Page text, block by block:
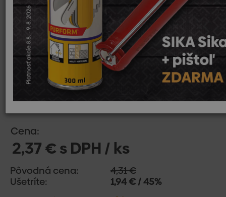
Cena:
2,37 € s DPH / ks
Pôvodná cena:
4,31 €
Ušetríte:
1,94 € / 45%